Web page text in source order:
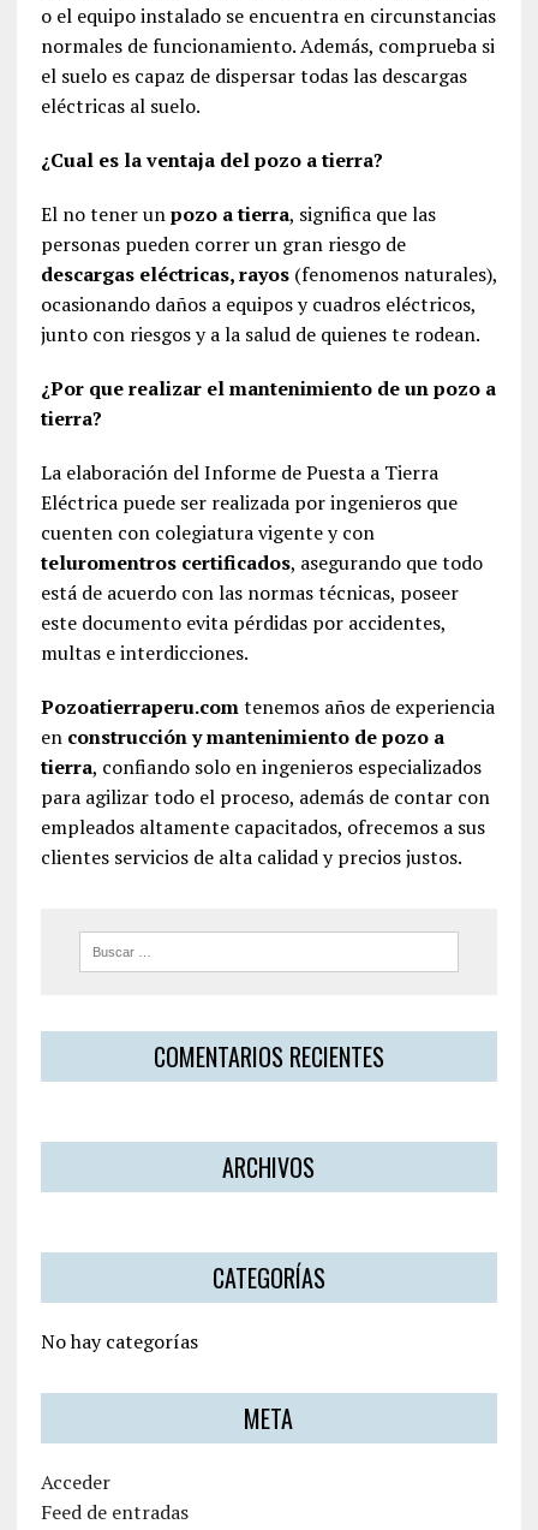
o el equipo instalado se encuentra en circunstancias
normales de funcionamiento. Además, comprueba si
el suelo es capaz de dispersar todas las descargas
eléctricas al suelo.
¿Cual es la ventaja del pozo a tierra?
El no tener unpozo a tierra, significa que las
personas pueden correr un gran riesgo de
descargas eléctricas, rayos(fenomenos naturales),
ocasionando daños a equipos y cuadros eléctricos,
junto con riesgos y a la salud de quienes te rodean.
¿Por que realizar el mantenimiento de un pozo a
tierra?
La elaboración del Informe de Puesta a Tierra
Eléctrica puede ser realizada por ingenieros que
cuenten con colegiatura vigente y con
teluromentros certificados, asegurando que todo
está de acuerdo con las normas técnicas, poseer
este documento evita pérdidas por accidentes,
multas e interdicciones.
Pozoatierraperu.comtenemos años de experiencia
en construcción y mantenimiento de pozo a
tierra, confiando solo en ingenieros especializados
para agilizar todo el proceso, además de contar con
empleados altamente capacitados, ofrecemos a sus
clientes servicios de alta calidad y precios justos.
COMENTARIOS RECIENTES
ARCHIVOS
CATEGORÍAS
No hay categorías
META
Acceder
Feed de entradas